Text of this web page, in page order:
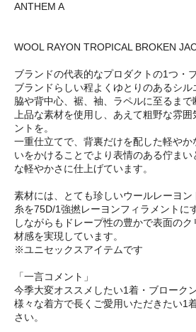
ANTHEM A
WOOL RAYON TROPICAL BROKEN
ブランドの代表的なプロダクトの1つ・
ブランドらしい程よくゆとりのあるシル
脇や背中心、裾、袖、ラペルに至るまで
上品な素材を使用し、あえて粗野な雰
ントを。
一重仕立てで、背裏だけを配した軽や
いをかけることでより表情のある佇ま
な軽やかさに仕上げています。
素材には、とても珍しいウールレーヨ
糸を75D/1強撚レーヨンフィラメントに
しながらもドレープ性の豊かで表面の
材感を実現しています。
※ユニセックスアイテムです
「一言コメント」
今季大変オススメしたい1着・ブローク
様々な着方で長くご愛用いただきたい1
さい。